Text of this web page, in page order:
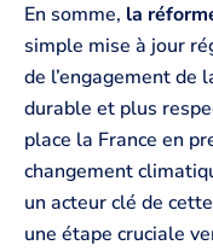
En somme, la
simple mise à jour
de l’engagement de
durable et plus
place la France en
changement
un acteur clé de
une étape cruciale